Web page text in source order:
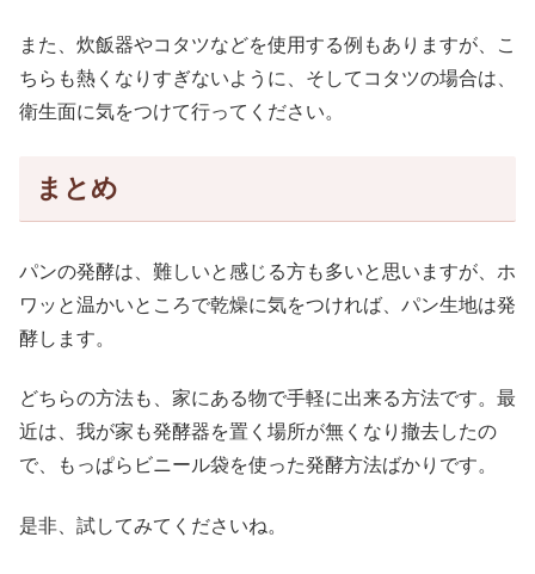
また、炊飯器やコタツなどを使用する例もありますが、こ
ちらも熱くなりすぎないように、そしてコタツの場合は、
衛生面に気をつけて行ってください。
まとめ
パンの発酵は、難しいと感じる方も多いと思いますが、ホ
ワッと温かいところで乾燥に気をつければ、パン生地は発
酵します。
どちらの方法も、家にある物で手軽に出来る方法です。最
近は、我が家も発酵器を置く場所が無くなり撤去したの
で、もっぱらビニール袋を使った発酵方法ばかりです。
是非、試してみてくださいね。